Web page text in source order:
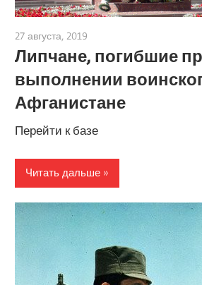
27 августа, 2019
Липчане, погибшие
выполнении
Афганистане
Перейти к базе
Читать дальше